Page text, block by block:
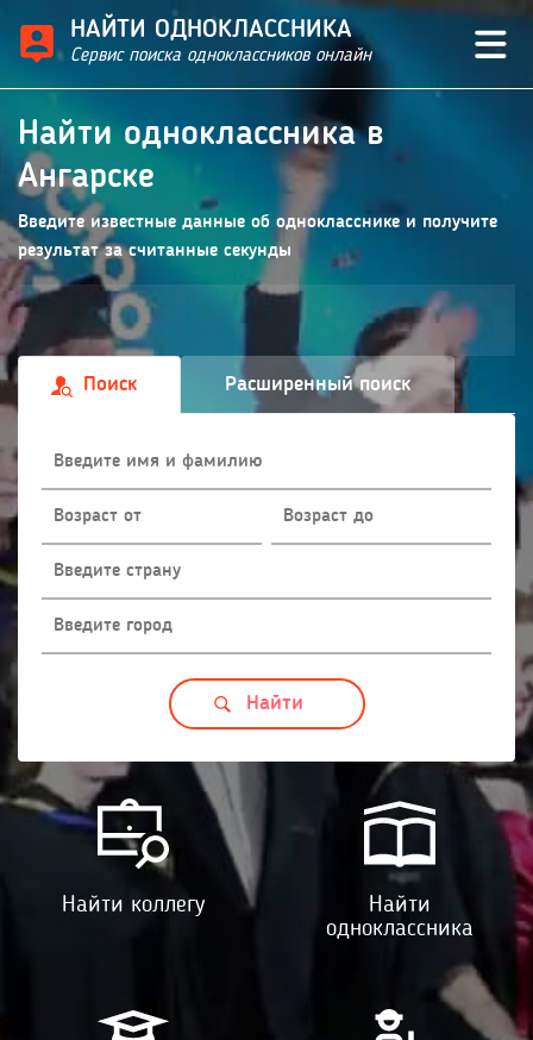
НАЙТИ ОДНОКЛАССНИКА
Сервис поиска одноклассников онлайн
Найти одноклассника в
Ангарске
Введите известные данные об однокласснике и получите
результат за считанные секунды
Поиск Расширенный поиск
Найти коллегу
Найти
одноклассника